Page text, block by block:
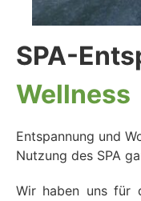
SPA-
Wellness
Entspannung und
Nutzung des SPA
Wir haben uns für